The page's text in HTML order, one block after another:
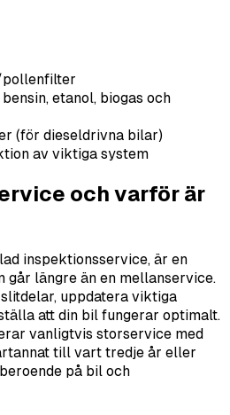
etanol, biogas och
(för dieseldrivna bilar)
av viktiga system
och varför är
inspektionsservice, är en
går längre än en mellanservice.
uppdatera viktiga
att din bil fungerar optimalt.
vanligtvis storservice med
till vart tredje år eller
på bil och